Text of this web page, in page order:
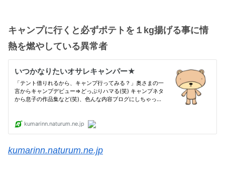
キャンプに行くと必ずポテトを１kg揚げる事に情
熱を燃やしている異常者
kumarinn.naturum.ne.jp